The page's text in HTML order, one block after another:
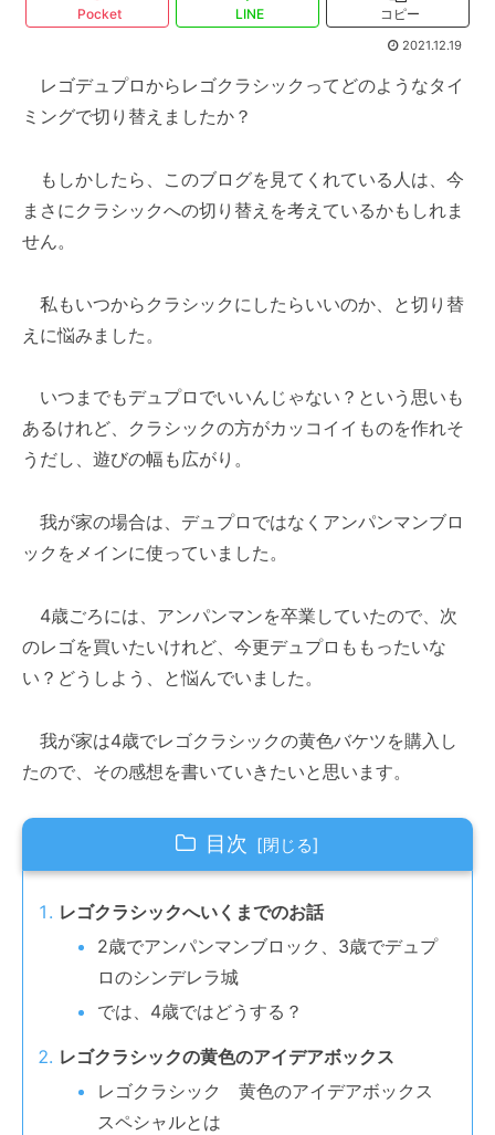
Pocket LINE コピー
2021.12.19
レゴデュプロからレゴクラシックってどのようなタイ
ミングで切り替えましたか？
もしかしたら、このブログを見てくれている人は、今
まさにクラシックへの切り替えを考えているかもしれま
せん。
私もいつからクラシックにしたらいいのか、と切り替
えに悩みました。
いつまでもデュプロでいいんじゃない？という思いも
あるけれど、クラシックの方がカッコイイものを作れそ
うだし、遊びの幅も広がり。
我が家の場合は、デュプロではなくアンパンマンブロ
ックをメインに使っていました。
4歳ごろには、アンパンマンを卒業していたので、次
のレゴを買いたいけれど、今更デュプロももったいな
い？どうしよう、と悩んでいました。
我が家は4歳でレゴクラシックの黄色バケツを購入し
たので、その感想を書いていきたいと思います。
目次
レゴクラシックへいくまでのお話
2歳でアンパンマンブロック、3歳でデュプ
ロのシンデレラ城
では、4歳ではどうする？
レゴクラシックの黄色のアイデアボックス
レゴクラシック 黄色のアイデアボックス
スペシャルとは